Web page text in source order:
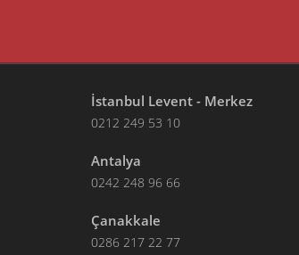
İstanbul Levent - Merkez
0212 249 53 10
Antalya
0242 248 96 66
Çanakkale
0286 217 22 77